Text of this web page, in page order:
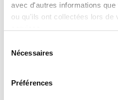
avec d'autres informations
ou qu'ils ont collectées lors de
Nécessaires
Préférences